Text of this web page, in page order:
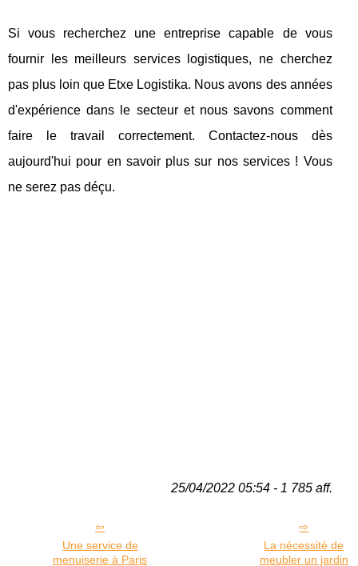
Si vous recherchez une entreprise capable de vous
fournir les meilleurs services logistiques, ne cherchez
pas plus loin que Etxe Logistika. Nous avons des années
d'expérience dans le secteur et nous savons comment
faire le travail correctement. Contactez-nous dès
aujourd'hui pour en savoir plus sur nos services ! Vous
ne serez pas déçu.
25/04/2022 05:54 - 1 785 aff.
Une service de
menuiserie à Paris
La nécessité de
meubler un jardin